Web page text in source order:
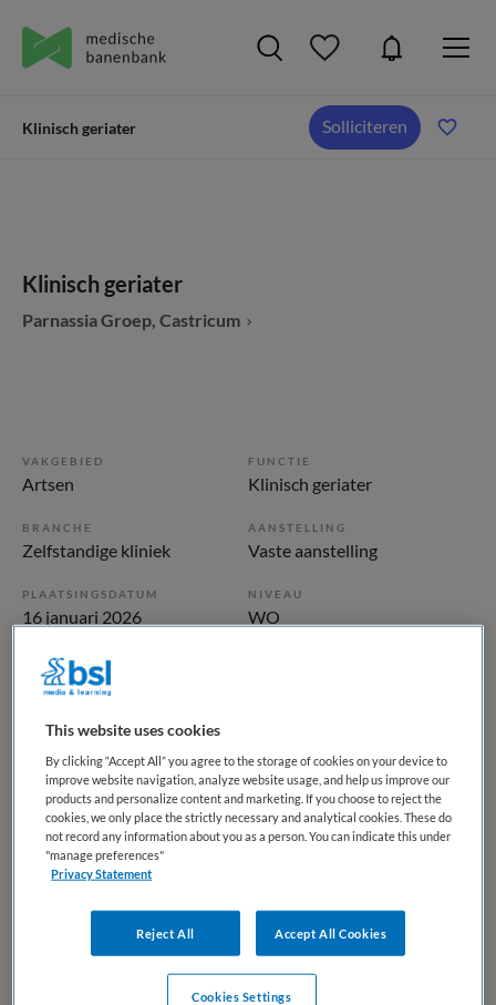
Klinisch geriater Solliciteren
Klinisch geriater
Parnassia Groep, Castricum
VAKGEBIED
Artsen
FUNCTIE
Klinisch geriater
BRANCHE
Zelfstandige kliniek
AANSTELLING
Vaste aanstelling
PLAATSINGSDATUM
16 januari 2026
NIVEAU
WO
ERVARING
Ervaren
Vacature niet beschikbaar
Deze vacature Klinisch geriater bij Parnassia Groep is niet
meer actueel. Hieronder staan enkele vergelijkbare
vacatures die voor u wellicht interessant zijn.
This website uses cookies
By clicking “Accept All” you agree to the storage of cookies on your device to
improve website navigation, analyze website usage, and help us improve our
products and personalize content and marketing. If you choose to reject the
cookies, we only place the strictly necessary and analytical cookies. These do
not record any information about you as a person. You can indicate this under
"manage preferences"
Privacy Statement
Reject All Accept All Cookies
Cookies Settings